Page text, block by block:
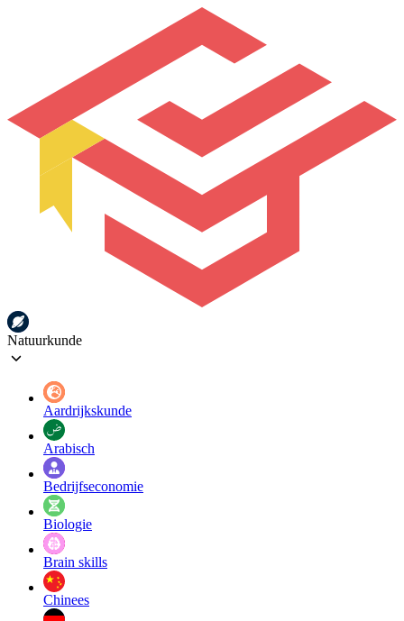
Natuurkunde
Aardrijkskunde
Arabisch
Bedrijfseconomie
Biologie
Brain skills
Chinees